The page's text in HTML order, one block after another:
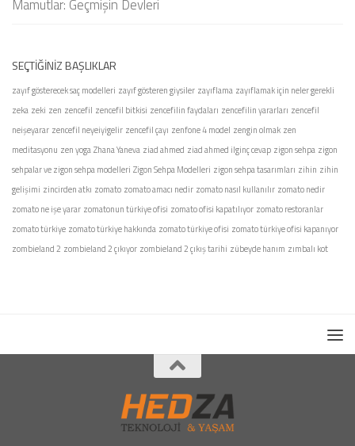
Mamutlar: Geçmişin Devleri
SEÇTIĞINIZ BAŞLIKLAR
zayıf gösterecek saç modelleri zayıf gösteren giysiler zayıflama zayıflamak için neler gerekli
zeka zeki zen zencefil zencefil bitkisi zencefilin faydaları zencefilin yararları zencefil
neişeyarar zencefil neyeiyigelir zencefil çayı zenfone 4 model zengin olmak zen
meditasyonu zen yogaZhana Yaneva ziad ahmed ziad ahmed ilginç cevap zigon sehpa zigon
sehpalar ve zigon sehpa modelleri Zigon Sehpa Modelleri zigon sehpa tasarımları zihin zihin
gelişimi zincirden atkı zomato zomato amacı nedir zomato nasıl kullanılır zomato nedir
zomato ne işe yarar zomatonun türkiye ofisi zomato ofisi kapatılıyor zomato restoranlar
zomato türkiye zomato türkiye hakkında zomato türkiye ofisi zomato türkiye ofisi kapanıyor
zombieland 2 zombieland 2 çıkıyor zombieland 2 çıkış tarihi zübeyde hanım zımbalı kot